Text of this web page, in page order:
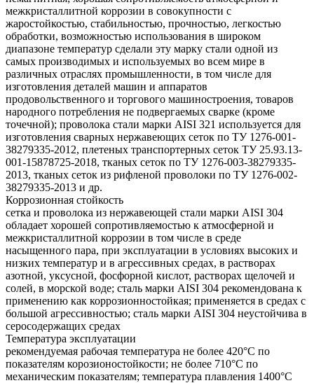
межкристаллитной коррозии в совокупности с
жаростойкостью, стабильностью, прочностью, легкостью
обработки, возможностью использования в широком
диапазоне температур сделали эту марку стали одной из
самых производимых и используемых во всем мире в
различных отраслях промышленности, в том числе для
изготовления деталей машин и аппаратов
продовольственного и торгового машиностроения, товаров
народного потребления не подвергаемых сварке (кроме
точечной); проволока стали марки AISI 321 используется для
изготовления сварных нержавеющих сеток по ТУ 1276-001-
38279335-2012, плетеных транспортерных сеток ТУ 25.93.13-
001-15878725-2018, тканых сеток по ТУ 1276-003-38279335-
2013, тканых сеток из рифленой проволоки по ТУ 1276-002-
38279335-2013 и др.
Коррозионная стойкость
сетка и проволока из нержавеющей стали марки AISI 304
обладает хорошей сопротивляемостью к атмосферной и
межкристаллитной коррозии в том числе в среде
насыщенного пара, при эксплуатации в условиях высоких и
низких температур и в агрессивных средах, в растворах
азотной, уксусной, фосфорной кислот, растворах щелочей и
солей, в морской воде; сталь марки AISI 304 рекомендована к
применению как коррозионностойкая; применяется в средах с
большой агрессивностью; сталь марки AISI 304 неустойчива в
серосодержащих средах
Температура эксплуатации
рекомендуемая рабочая температура не более 420°С по
показателям корозионостойкости; не более 710°С по
механическим показателям; температура плавления 1400°С